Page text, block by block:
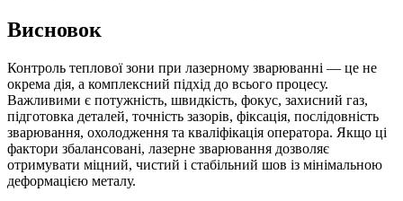
Висновок
Контроль теплової зони при лазерному зварюванні — це не
окрема дія, а комплексний підхід до всього процесу.
Важливими є потужність, швидкість, фокус, захисний газ,
підготовка деталей, точність зазорів, фіксація, послідовність
зварювання, охолодження та кваліфікація оператора. Якщо ці
фактори збалансовані, лазерне зварювання дозволяє
отримувати міцний, чистий і стабільний шов із мінімальною
деформацією металу.